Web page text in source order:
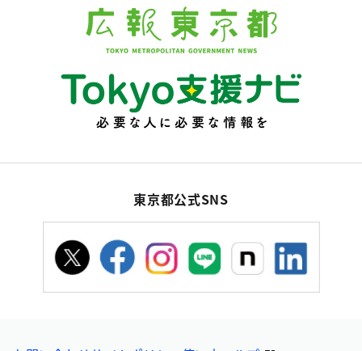
東京都公式SNS